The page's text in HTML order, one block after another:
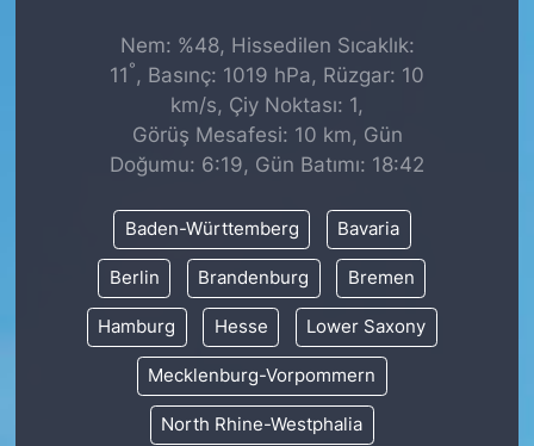
Nem: %48, Hissedilen Sıcaklık:
11 ° , Basınç: 1019 hPa, Rüzgar: 10
km/s, Çiy Noktası: 1,
Görüş Mesafesi: 10 km, Gün
Doğumu: 6:19, Gün Batımı: 18:42
Baden-Württemberg Bavaria
Berlin Brandenburg Bremen
Hamburg Hesse Lower Saxony
Mecklenburg-Vorpommern
North Rhine-Westphalia